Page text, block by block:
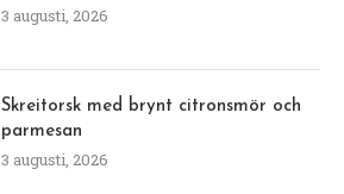
3 augusti, 2026
Skreitorsk med brynt citronsmör och
parmesan
3 augusti, 2026